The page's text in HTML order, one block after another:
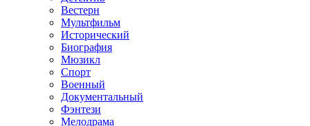
Вестерн
Мультфильм
Исторический
Биография
Мюзикл
Спорт
Военный
Документальный
Фэнтези
Мелодрама